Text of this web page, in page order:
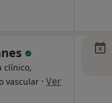
clínico,
vascular · Ver